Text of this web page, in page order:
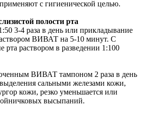
с гигиенической целью.
полости рта
3-4 раза в день или прикладывание
ВИВАТ на 5-10 минут. С
рта раствором в разведении 1:100
ВИВАТ тампоном 2 раза в день
сальными железами кожи,
кожи, резко уменьшается или
высыпаний.